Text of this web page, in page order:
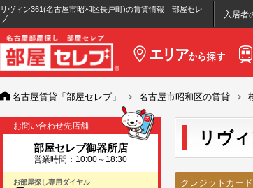
リヴィン361(名古屋市昭和区長戸町)の賃貸情報｜部屋セレ
ブ
入居者
名古屋賃貸「部屋セレブ」 名古屋市昭和区の賃貸
お問い合わせ先店舗
部屋セレブ御器所店
営業時間：10:00～18:30
お部屋探し専用ダイヤル
リヴ
クレジットカー